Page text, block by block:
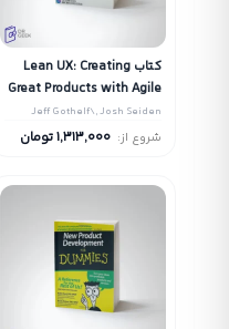
کتاب Lean UX: Creating
Great Products with Agile
Teams
Jeff Gothelf\, Josh Seiden
شروع از: 1,313,000تومان